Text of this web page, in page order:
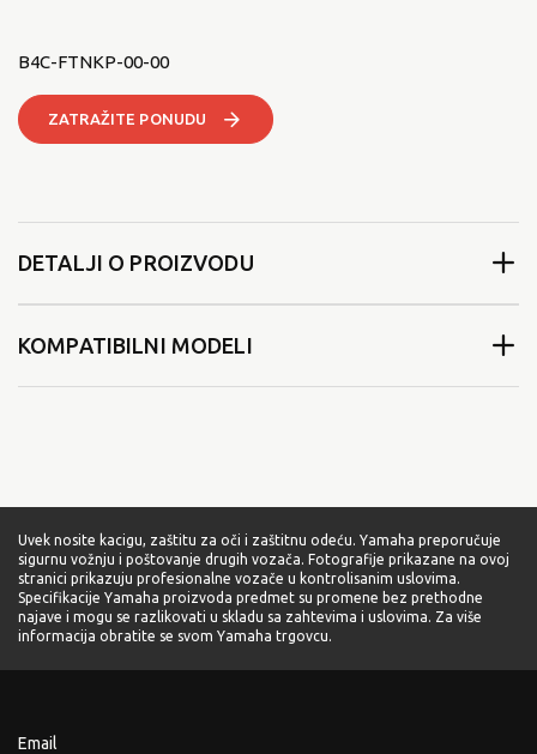
B4C-FTNKP-00-00
ZATRAŽITE PONUDU
DETALJI O PROIZVODU
KOMPATIBILNI MODELI
Uvek nosite kacigu, zaštitu za oči i zaštitnu odeću. Yamaha preporučuje
sigurnu vožnju i poštovanje drugih vozača. Fotografije prikazane na ovoj
stranici prikazuju profesionalne vozače u kontrolisanim uslovima.
Specifikacije Yamaha proizvoda predmet su promene bez prethodne
najave i mogu se razlikovati u skladu sa zahtevima i uslovima. Za više
informacija obratite se svom Yamaha trgovcu.
Email